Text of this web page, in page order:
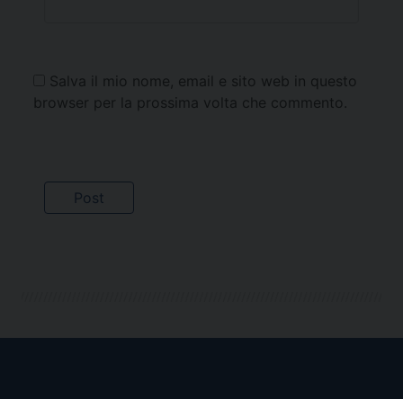
Salva il mio nome, email e sito web in questo
browser per la prossima volta che commento.